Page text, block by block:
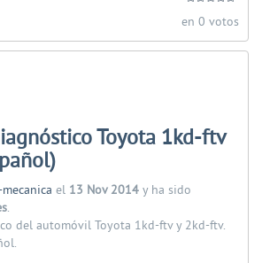
en 0 votos
Toyota 1kd-ftv
el 13 Nov 2014 y ha sido
.
del automóvil Toyota 1kd-ftv y 2kd-ftv.